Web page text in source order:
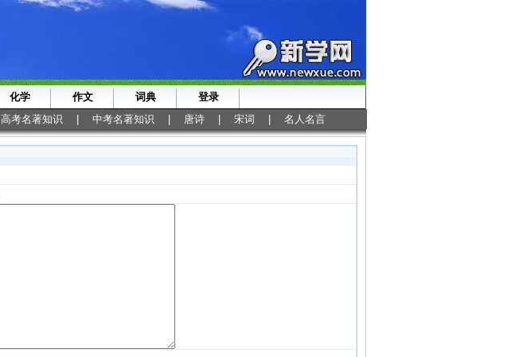
化学 作文 词典
登录
高考名著知识 中考名著知识 唐诗 宋词 名人名言